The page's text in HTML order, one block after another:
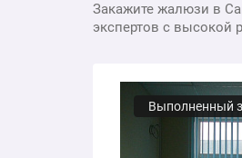
Закажите жалюзи в
экспертов с высокой
Выполненный